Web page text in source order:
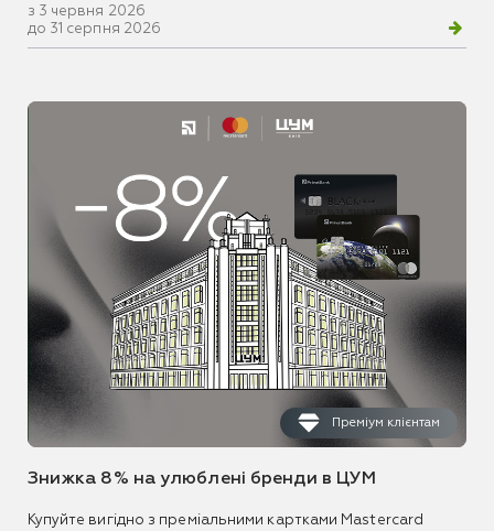
з 3 червня 2026
до 31 серпня 2026
Преміум клієнтам
Знижка 8% на улюблені бренди в ЦУМ
Купуйте вигідно з преміальними картками Mastercard